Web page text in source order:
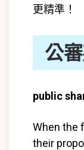
更精準！
公
public
When the
their